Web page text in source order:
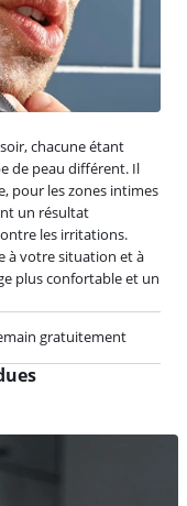
chacune étant
de peau différent. Il
pour les zones intimes
un résultat
les irritations.
à votre situation et à
plus confortable et un
gratuitement